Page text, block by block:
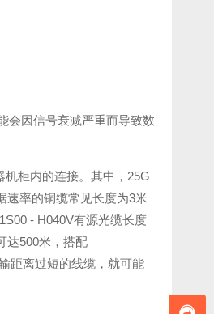
会因信号衰减严重而导致数
柜内的连接。其中，25G
速率的铜缆常见长度为3米
- H040V有源光缆长度
达500米，搭配
距离过短的线缆，就可能